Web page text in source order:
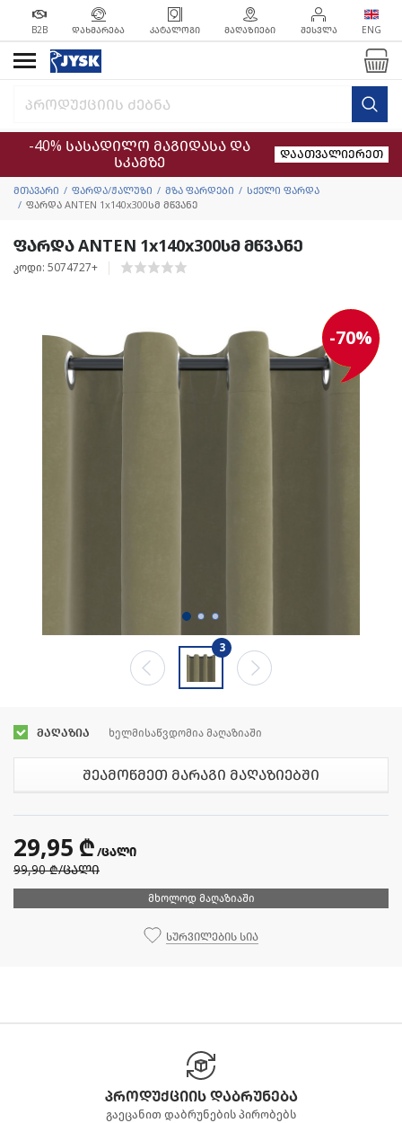
B2B ᲓᲐᲮᲛᲐᲠᲔᲑᲐ ᲙᲐᲢᲐᲚᲝᲒᲘ ᲛᲐᲦᲐᲖᲘᲔᲑᲘ ᲨᲔᲡᲕᲚᲐ ENG
-40% სასადილო მაგიდასა და
სკამზე
დაათვალიერეთ
მთავარი ფარდა/ჟალუზი მზა ფარდები
სქელი ფარდა
ფარდა ANTEN 1x140x300სმ მწვანე
ფარდა ANTEN 1x140x300სმ მწვანე
კოდი: 5074727+
-70%
3
მაღაზია ხელმისაწვდომია მაღაზიაში
შეამოწმეთ მარაგი მაღაზიებში
29,95 ₾ /ცალი
99,90 ₾/ცალი
მხოლოდ მაღაზიაში
სურვილების სია
პროდუქციის დაბრუნება
გაეცანით დაბრუნების პირობებს